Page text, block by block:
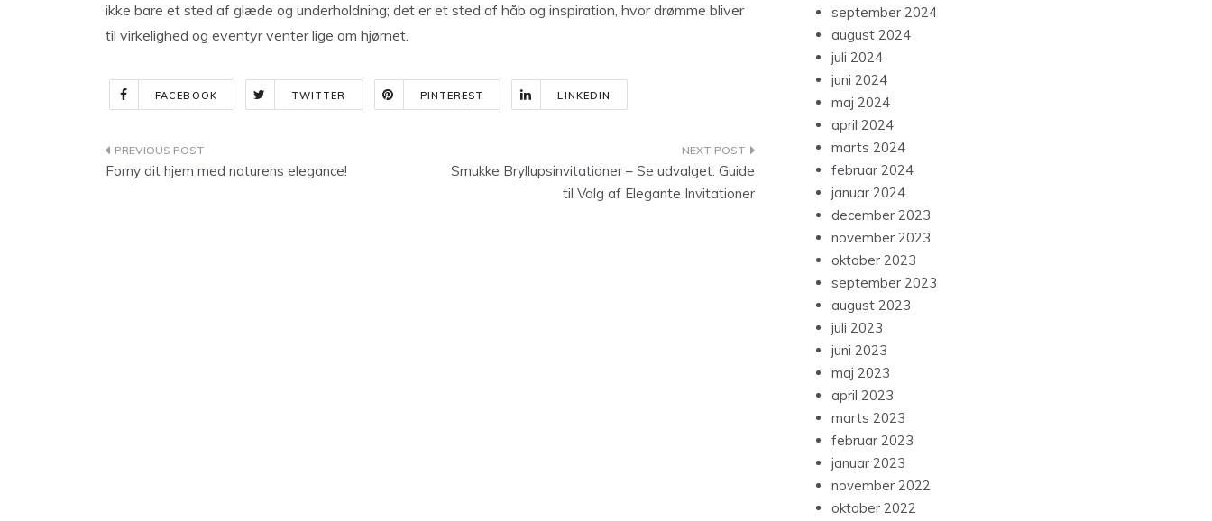
ikke bare et sted af glæde og underholdning; det er et sted af håb og inspiration, hvor drømme bliver
til virkelighed og eventyr venter lige om hjørnet.
FACEBOOK TWITTER PINTEREST LINKEDIN
Indlægsnavigation
Forny dit hjem med naturens elegance!
Smukke Bryllupsinvitationer – Se udvalget: Guide
til Valg af Elegante Invitationer
september 2024
august 2024
juli 2024
juni 2024
maj 2024
april 2024
marts 2024
februar 2024
januar 2024
december 2023
november 2023
oktober 2023
september 2023
august 2023
juli 2023
juni 2023
maj 2023
april 2023
marts 2023
februar 2023
januar 2023
november 2022
oktober 2022